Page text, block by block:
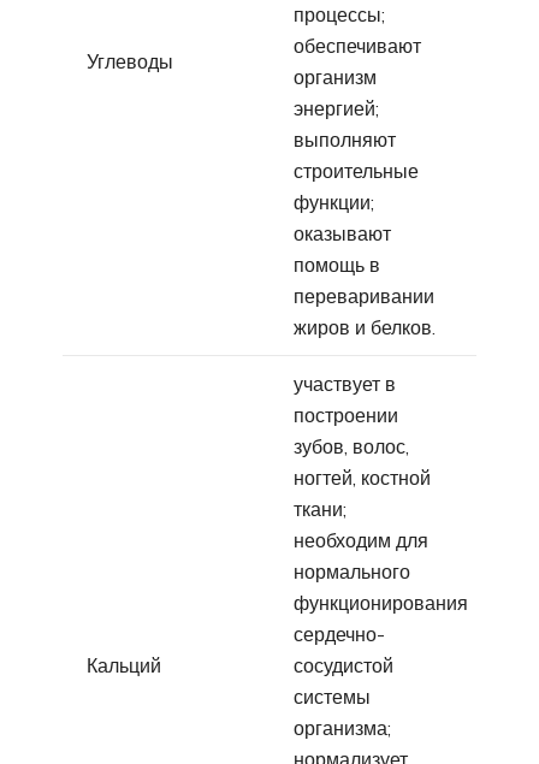
Углеводы
процессы;
обеспечивают
организм
энергией;
выполняют
строительные
функции;
оказывают
помощь в
переваривании
жиров и белков.
Кальций
участвует в
построении
зубов, волос,
ногтей, костной
ткани;
необходим для
нормального
функционирования
сердечно-
сосудистой
системы
организма;
нормализует